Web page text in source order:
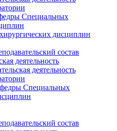
Специальных
дисциплин
состав
деятельность
деятельность
Специальных
состав